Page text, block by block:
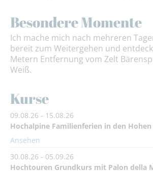
Besondere Momente
Ich mache mich nach mehreren
bereit zum Weitergehen und
Metern Entfernung vom Zelt
Weiß.
Kurse
09.08.26 - 15.08.26
Hochalpine Familienferien in den Hohen
Ansehen
30.08.26 - 05.09.26
Hochtouren Grundkurs mit Palon della